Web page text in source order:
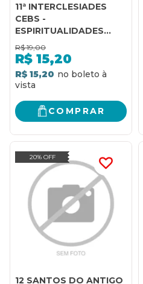
11ª INTERCLESIADES
CEBS -
ESPIRITUALIDADES
LIBERTADORA - 1
R$ 19,00
R$ 15,20
R$ 15,20
COMPRAR
20% OFF
12 SANTOS DO ANTIGO